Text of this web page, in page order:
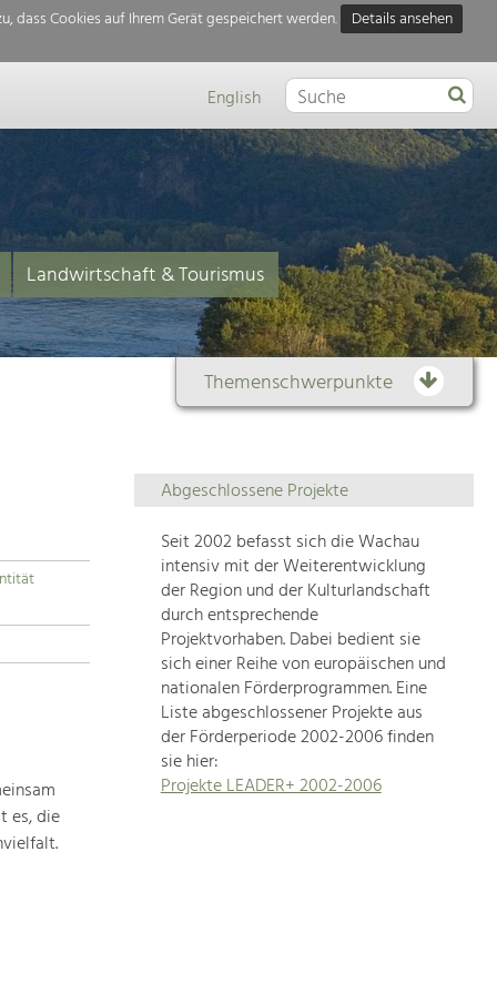
dass Cookies auf Ihrem Gerät gespeichert werden.
Details ansehen
English
Landwirtschaft & Tourismus
Themenschwerpunkte
Themenübersicht
Die
Regionalentwicklung
in
unserer
Region
ist
sehr
vielfältig.
Deshalb
geben
wir
hier
es, die
Abgeschlossene Projekte
Seit 2002 befasst sich die Wachau
intensiv mit der Weiterentwicklung
der Region und der Kulturlandschaft
durch entsprechende
Projektvorhaben. Dabei bedient sie
sich einer Reihe von europäischen und
nationalen Förderprogrammen. Eine
Liste abgeschlossener Projekte aus
der Förderperiode 2002-2006 finden
sie hier:
Projekte LEADER+ 2002-2006